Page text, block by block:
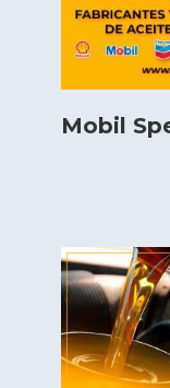
Mobil